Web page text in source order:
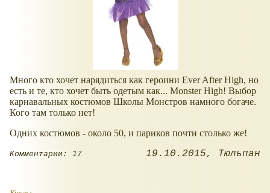
Много кто хочет нарядиться как героини Ever After High, но
есть и те, кто хочет быть одетым как... Monster High! Выбор
карнавальных костюмов Школы Монстров намного богаче.
Кого там только нет!
Одних костюмов - около 50, и париков почти столько же!
Комментарии: 17 19.10.2015 Тюльпан